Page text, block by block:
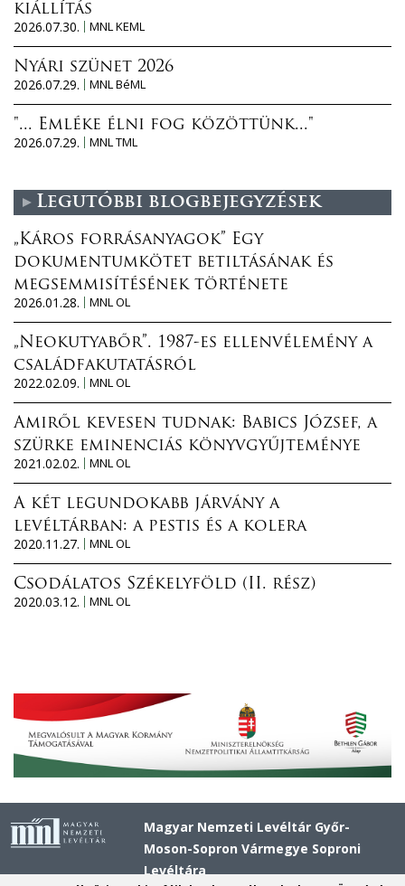
kiállítás
2026.07.30.
MNL KEML
Nyári szünet 2026
2026.07.29.
MNL BéML
"... Emléke élni fog közöttünk..."
2026.07.29.
MNL TML
Legutóbbi blogbejegyzések
„Káros forrásanyagok” Egy
dokumentumkötet betiltásának és
megsemmisítésének története
2026.01.28.
MNL OL
„Neokutyabőr”. 1987-es ellenvélemény a
családfakutatásról
2022.02.09.
MNL OL
Amiről kevesen tudnak: Babics József, a
szürke eminenciás könyvgyűjteménye
2021.02.02.
MNL OL
A két legundokabb járvány a
levéltárban: a pestis és a kolera
2020.11.27.
MNL OL
Csodálatos Székelyföld (II. rész)
2020.03.12.
MNL OL
Magyar Nemzeti Levéltár Győr-
Moson-Sopron Vármegye Soproni
Levéltára